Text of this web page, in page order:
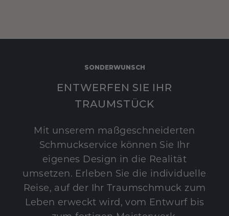
SONDERWUNSCH
ENTWERFEN SIE IHR
TRAUMSTÜCK
Mit unserem maßgeschneiderten
Schmuckservice können Sie Ihr
eigenes Design in die Realität
umsetzen. Erleben Sie die individuelle
Reise, auf der Ihr Traumschmuck zum
Leben erweckt wird, vom Entwurf bis